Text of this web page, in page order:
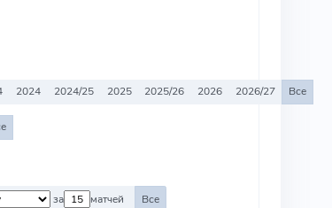
2024 2024/25 2025 2025/26 2026 2026/27 Все
за матчей Все